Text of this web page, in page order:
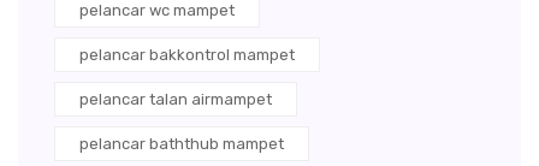
pelancar wc mampet
pelancar bakkontrol mampet
pelancar talan airmampet
pelancar baththub mampet